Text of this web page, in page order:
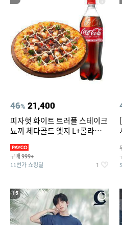
46% 21,400
피자헛 화이트 트러플 스테이크
뇨끼 체다골드 엣지 L+콜라
구매 999+
11번가 쇼킹딜 1
15